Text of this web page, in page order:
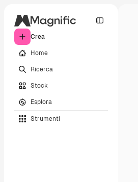
Crea
Home
Ricerca
Stock
Esplora
Strumenti